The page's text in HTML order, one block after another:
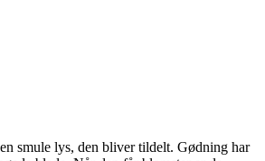
smule lys, den bliver tildelt. Gødning har